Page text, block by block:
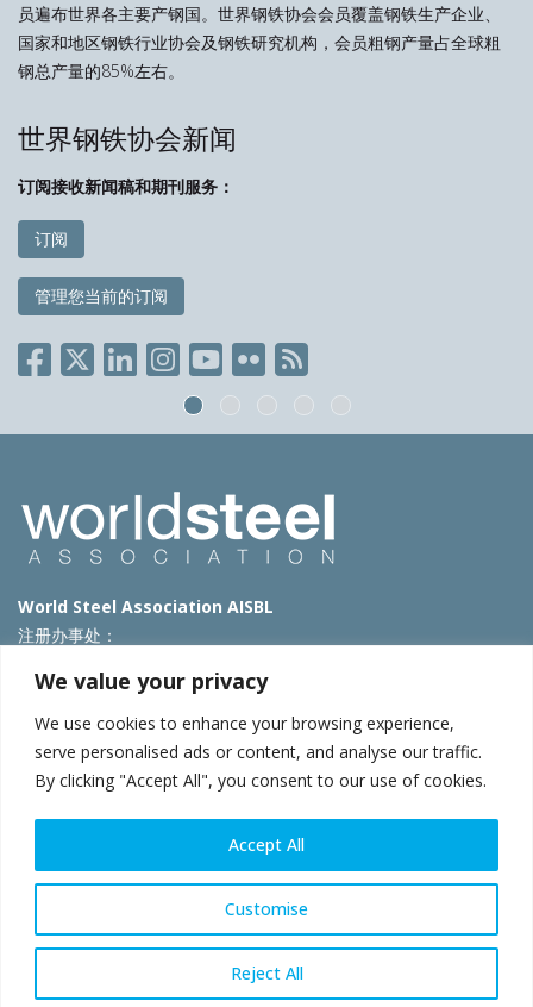
We value your privacy
We use cookies to enhance your browsing experience,
serve personalised ads or content, and analyse our traffic.
By clicking "Accept All", you consent to our use of cookies.
Customise
Reject All
Accept All
员遍布世界各主要产钢国。世界钢铁协会会员覆盖钢铁生产企业、
国家和地区钢铁行业协会及钢铁研究机构，会员粗钢产量占全球粗
钢总产量的85%左右。
世界钢铁协会新闻
订阅接收新闻稿和期刊服务：
订阅
管理您当前的订阅
World Steel Association AISBL
注册办事处：
T: +32 2 702 89 00 – E:steel@worldsteel.org
北京市朝阳区霄云路40号院国航世纪大厦1号楼3层3F
E:china@worldsteel.org
使用条款|隐私政策
|网站地图|VAT Number BE 0406.597.373
steeluniversity.org